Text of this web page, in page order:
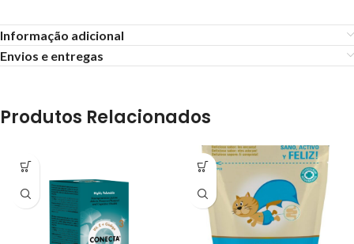
Informação adicional
Envios e entregas
Produtos Relacionados